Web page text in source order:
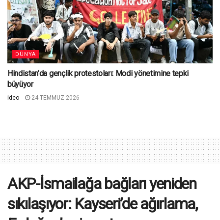
DÜNYA
Hindistan’da gençlik protestoları: Modi yönetimine tepki
büyüyor
ideo 24 TEMMUZ 2026
AKP-İsmailağa bağları yeniden
sıkılaşıyor: Kayseri’de ağırlama,